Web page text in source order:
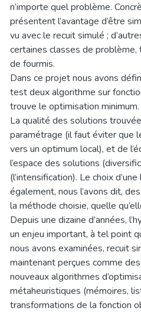
n’importe quel problème.
présentent l’avantage d’être
vu avec le recuit simulé ;
certaines classes de
de fourmis.
Dans ce projet nous avons
test deux algorithme sur
trouve le optimisation minimum.
La qualité des solutions
paramétrage (il faut éviter que
vers un optimum local), et de
l’espace des solutions
(l’intensification). Le choix
également, nous l’avons dit,
la méthode choisie, quelle
Depuis une dizaine d’années,
un enjeu important, à tel point
nous avons examinées, recuit
maintenant perçues comme
nouveaux algorithmes
métaheuristiques (mémoires,
transformations de la fonction